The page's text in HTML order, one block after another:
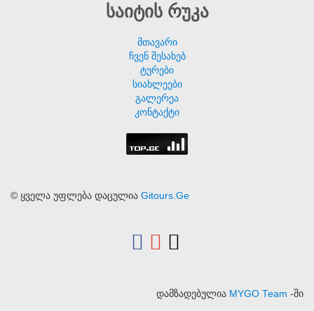
საიტის რუკა
მთავარი
ჩვენ შესახებ
ტურები
სიახლეები
გალერეა
კონტაქტი
© ყველა უფლება დაცულია Gitours.Ge
დამზადებულია MYGO Team -ში